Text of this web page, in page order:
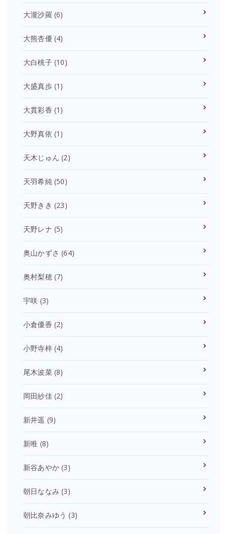
大瀧沙羅 (6)
大熊杏優(4)
大白桃子(10)
大盛真歩(1)
大貫彩香 (1)
大野真依 (1)
天木じゅん (2)
天羽希純(50)
天野きき (23)
天野レナ (5)
奥山かずさ (64)
奥村梨穂(7)
宇咲 (3)
小倉優香 (2)
小野寺梓(4)
尾木波菜(8)
岡田紗佳(2)
新井遥 (9)
新唯 (8)
新谷あやか (3)
朝日ななみ (3)
朝比奈みゆう (3)